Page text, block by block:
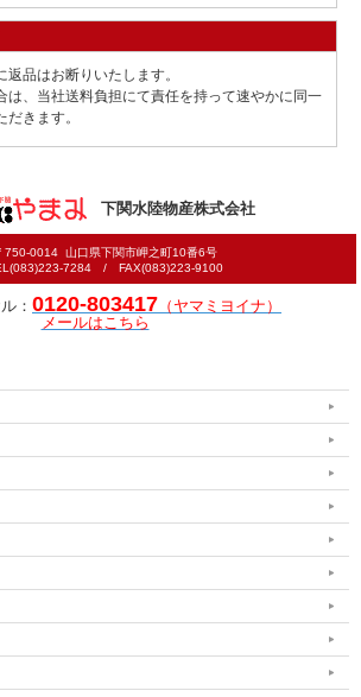
品はお断りいたします。
は、当社送料負担にて責任を持って速やかに同一
きます。
下関水陸物産株式会社
750-0014 山口県下関市岬之町10番6号
7284 / FAX(083)223-9100
： 0120-803417 （ヤマミヨイナ）
メールはこちら